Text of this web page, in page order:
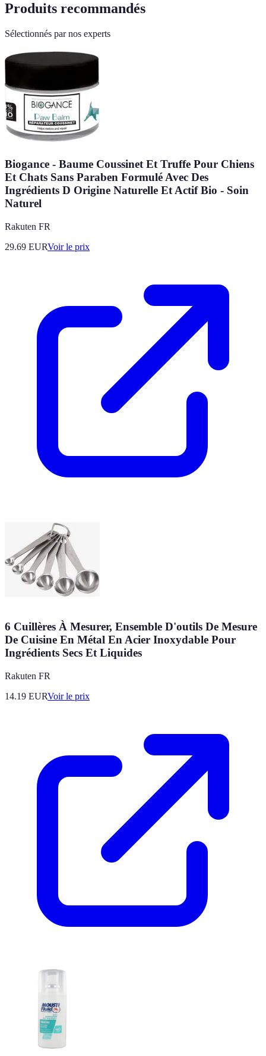
Produits recommandés
Sélectionnés par nos experts
Biogance - Baume Coussinet Et Truffe Pour Chiens
Et Chats Sans Paraben Formulé Avec Des
Ingrédients D Origine Naturelle Et Actif Bio - Soin
Naturel
Rakuten FR
29.69 EURVoir le prix
6 Cuillères À Mesurer, Ensemble D'outils De Mesure
De Cuisine En Métal En Acier Inoxydable Pour
Ingrédients Secs Et Liquides
Rakuten FR
14.19 EURVoir le prix